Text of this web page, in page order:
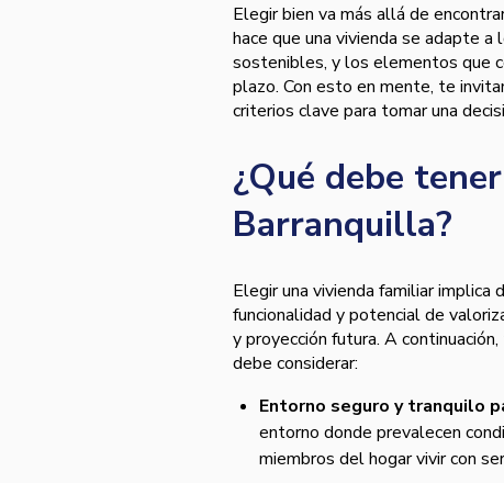
Elegir bien va más allá de
hace que una vivienda se adapte
sostenibles, y los elementos que
plazo. Con esto en mente, te
criterios clave para tomar una
¿Qué debe
Barranquilla?
Elegir una vivienda familiar
funcionalidad y potencial de
y proyección futura. A
debe considerar:
Entorno seguro y tranquilo
entorno donde prevalecen
miembros del hogar vivir con